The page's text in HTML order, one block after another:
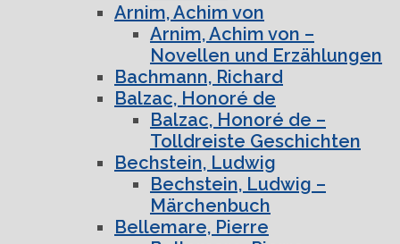
Arnim, Achim von
Arnim, Achim von –
Novellen und Erzählungen
Bachmann, Richard
Balzac, Honoré de
Balzac, Honoré de –
Tolldreiste Geschichten
Bechstein, Ludwig
Bechstein, Ludwig –
Märchenbuch
Bellemare, Pierre